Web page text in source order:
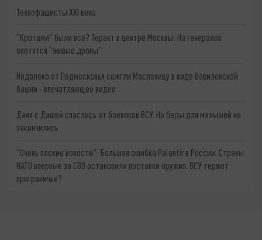
Технофашисты XXI века
"Кротами" были все? Теракт в центре Москвы: На генералов
охотятся "живые дроны"
Недалеко от Подмосковья сожгли Масленицу в виде Вавилонской
башни - впечатляющее видео
Даня с Дашей спаслись от боевиков ВСУ. Но беды для малышей не
закончились
"Очень плохие новости": Большая ошибка Palantir в России. Страны
НАТО впервые за СВО остановили поставки оружия. ВСУ теряют
приграничье?